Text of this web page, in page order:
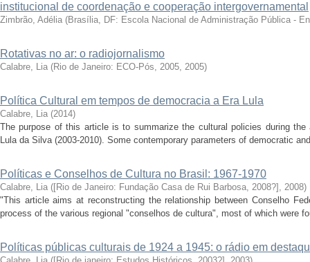
institucional de coordenação e cooperação intergovernamental
Zimbrão, Adélia (Brasília, DF: Escola Nacional de Administração Pública -
Rotativas no ar: o radiojornalismo
Calabre, Lia (Rio de Janeiro: ECO-Pós, 2005, 2005)
Política Cultural em tempos de democracia a Era Lula
Calabre, Lia (2014)
The purpose of this article is to summarize the cultural policies during
Lula da Silva (2003-2010). Some contemporary parameters of democratic
Políticas e Conselhos de Cultura no Brasil: 1967-1970
Calabre, Lia ([Rio de Janeiro: Fundação Casa de Rui Barbosa, 2008?] , 2008)
"This article aims at reconstructing the relationship between Conselho
process of the various regional "conselhos de cultura", most of which were
Políticas públicas culturais de 1924 a 1945: o rádio em